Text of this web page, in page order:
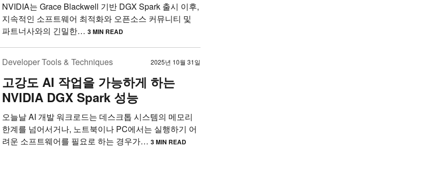
NVIDIA는 Grace Blackwell 기반 DGX Spark 출시 이후,
지속적인 소프트웨어 최적화와 오픈소스 커뮤니티 및
파트너사와의 긴밀한… 3 MIN READ
Developer Tools & Techniques 2025년 10월 31일
고강도 AI 작업을 가능하게 하는
NVIDIA DGX Spark 성능
오늘날 AI 개발 워크로드는 데스크톱 시스템의 메모리
한계를 넘어서거나, 노트북이나 PC에서는 실행하기 어
려운 소프트웨어를 필요로 하는 경우가… 3 MIN READ